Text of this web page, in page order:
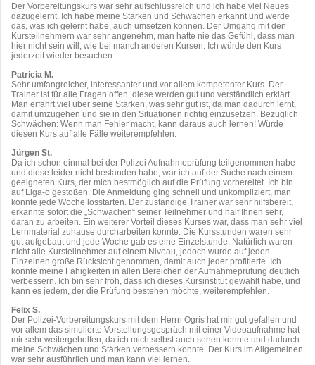
Der Vorbereitungskurs war sehr aufschlussreich und ich habe viel Neues
dazugelernt. Ich habe meine Stärken und Schwächen erkannt und werde
das, was ich gelernt habe, auch umsetzen können. Der Umgang mit den
Kursteilnehmern war sehr angenehm, man hatte nie das Gefühl, dass man
hier nicht sein will, wie bei manch anderen Kursen. Ich würde den Kurs
jederzeit wieder besuchen.
Patricia M.
Sehr umfangreicher, interessanter und vor allem kompetenter Kurs. Der
Trainer ist für alle Fragen offen, diese werden gut und verständlich erklärt.
Man erfährt viel über seine Stärken, was sehr gut ist, da man dadurch lernt,
damit umzugehen und sie in den Situationen richtig einzusetzen. Bezüglich
Schwächen: Wenn man Fehler macht, kann daraus auch lernen! Würde
diesen Kurs auf alle Fälle weiterempfehlen.
Jürgen St.
Da ich schon einmal bei der Polizei Aufnahmeprüfung teilgenommen habe
und diese leider nicht bestanden habe, war ich auf der Suche nach einem
geeigneten Kurs, der mich bestmöglich auf die Prüfung vorbereitet. Ich bin
auf Liga-o gestoßen. Die Anmeldung ging schnell und unkompliziert, man
konnte jede Woche losstarten. Der zuständige Trainer war sehr hilfsbereit,
erkannte sofort die „Schwächen“ seiner Teilnehmer und half Ihnen sehr,
daran zu arbeiten. Ein weiterer Vorteil dieses Kurses war, dass man sehr viel
Lernmaterial zuhause durcharbeiten konnte. Die Kursstunden waren sehr
gut aufgebaut und jede Woche gab es eine Einzelstunde. Natürlich waren
nicht alle Kursteilnehmer auf einem Niveau, jedoch wurde auf jeden
Einzelnen große Rücksicht genommen, damit auch jeder profitierte. Ich
konnte meine Fähigkeiten in allen Bereichen der Aufnahmeprüfung deutlich
verbessern. Ich bin sehr froh, dass ich dieses Kursinstitut gewählt habe, und
kann es jedem, der die Prüfung bestehen möchte, weiterempfehlen.
Felix S.
Der Polizei-Vorbereitungskurs mit dem Herrn Ogris hat mir gut gefallen und
vor allem das simulierte Vorstellungsgespräch mit einer Videoaufnahme hat
mir sehr weitergeholfen, da ich mich selbst auch sehen konnte und dadurch
meine Schwächen und Stärken verbessern konnte. Der Kurs im Allgemeinen
war sehr ausführlich und man kann viel lernen.